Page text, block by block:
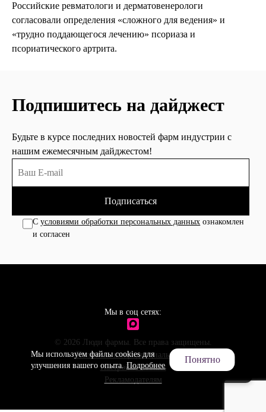
Российские ревматологи и дерматовенерологи
согласовали определения «сложного для ведения» и
«трудно поддающегося лечению» псориаза и
псориатического артрита.
Подпишитесь на дайджест
Будьте в курсе последних новостей фарм индустрии с
нашим ежемесячным дайджестом!
Подписаться
Сусловиями обработки персональных данных ознакомлен
и согласен
Мы в соц сетях:
© 2026 Люди фармы. Все права защищены.
Политика конфиденциальности
Настройки cookies
Рекламодателям
Мы используем файлы cookies для
улучшения вашего опыта.Подробнее
Понятно